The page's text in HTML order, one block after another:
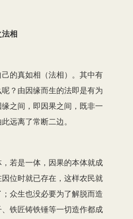
相
的真如相（法相）。其中有
？由因缘而生的法即是有为
之间，即因果之间，既非一
远离了常断二边。
若是一体，因果的本体就成
位时就已存在，这样农民就
众生也没必要为了解脱而造
铁匠铸铁锤等一切造作都成